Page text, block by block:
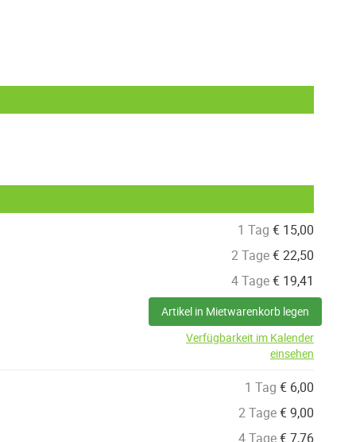
1 Tag € 15,00
2 Tage€22,50
4 Tage€ 19,41
Artikel in Mietwarenkorb legen
Verfügbarkeit im Kalender
einsehen
1 Tag € 6,00
2 Tage€9,00
4 Tage€7,76